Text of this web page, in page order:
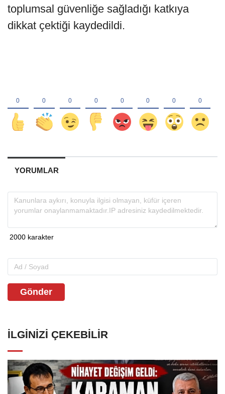
toplumsal güvenliğe sağladığı katkıya
dikkat çektiği kaydedildi.
YORUMLAR
Gönder
İLGINIZI ÇEKEBILIR